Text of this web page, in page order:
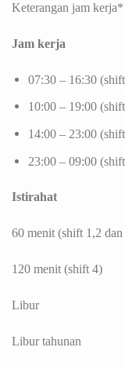
Keterangan jam kerja*
Jam
07:30 – 16:30
10:00 – 19:00
14:00 – 23:00
23:00 – 09:00
60 menit (shift 1,2
120 menit (shift 4)
Libur : 2
Libur tahunan